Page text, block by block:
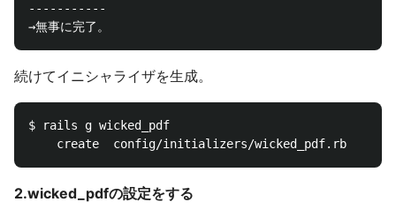
-----------
続けてイニシャライザを生成。
$ rails g wicked_pdf
2.wicked_pdfの設定をする